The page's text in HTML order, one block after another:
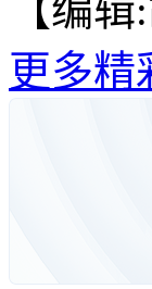
【编辑
更多精